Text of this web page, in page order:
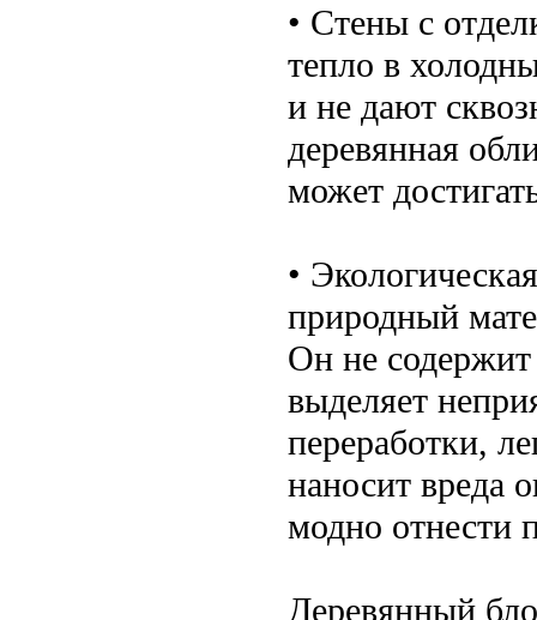
• Стены с
тепло в
и не дают
деревянная
может
•
природный
Он не содержит
выделяет
переработки,
наносит вреда
модно отнести
Деревянный